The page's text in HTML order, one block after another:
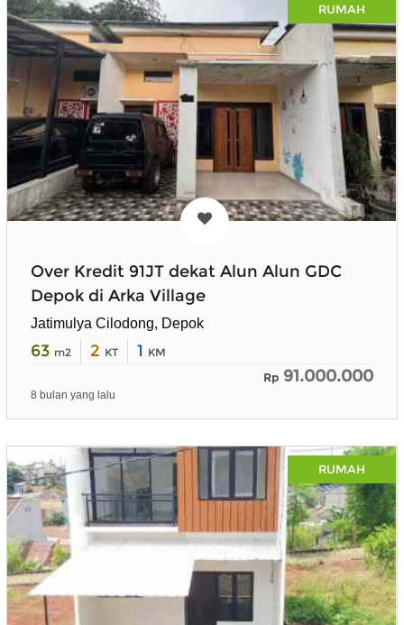
RUMAH
Over Kredit 91JT dekat Alun Alun GDC
Depok di Arka Village
Jatimulya Cilodong, Depok
63 m2 2 KT 1 KM
Rp 91.000.000
8 bulan yang lalu
RUMAH